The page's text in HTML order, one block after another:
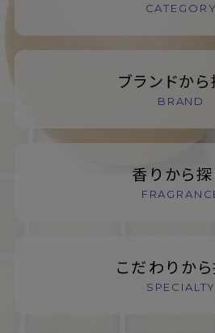
CATEGORY
ブランドか
BRAND
香りから
こだわりか
SPECIALTY